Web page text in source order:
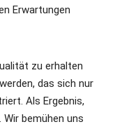
Erwartungen
zu erhalten
das sich nur
Als Ergebnis,
bemühen uns